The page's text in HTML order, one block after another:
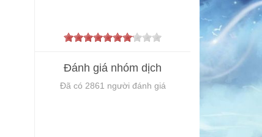
Đánh giá nhóm dịch
Đã có 2861 người đánh giá